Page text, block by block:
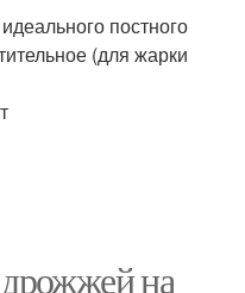
постного
(для жарки
на